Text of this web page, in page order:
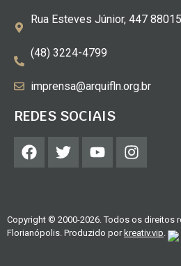
Rua Esteves Júnior, 447
(48) 3224-4799
imprensa@arquifln.org.br
REDES SOCIAIS
Copyright © 2000-2026. Todos os direitos
Florianópolis. Produzido porkreativ.vip